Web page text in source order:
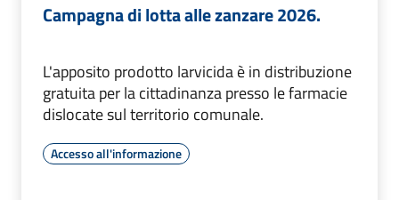
Campagna di lotta alle zanzare 2026.
L'apposito prodotto larvicida è in distribuzione
gratuita per la cittadinanza presso le farmacie
dislocate sul territorio comunale.
Accesso all'informazione